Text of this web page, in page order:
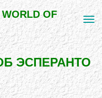
OF
ЭСПЕРАНТО